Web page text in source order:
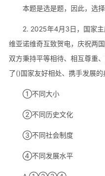
本题是选是题，因此，选择
2. 2025年4月3日，国家
维亚诺维奇互致贺电，庆祝两
双方秉持平等相待、相互尊重
了()国家友好相处、携手发展的
①不同大小
②不同历史文化
③不同社会制度
④不同发展水平